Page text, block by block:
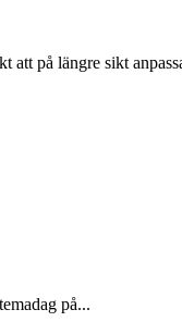
att på längre sikt
på...